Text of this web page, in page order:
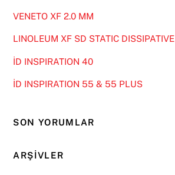
VENETO XF 2.0 MM
LINOLEUM XF SD STATIC DISSIPATIVE
İD INSPIRATION 40
İD INSPIRATION 55 & 55 PLUS
SON YORUMLAR
ARŞIVLER